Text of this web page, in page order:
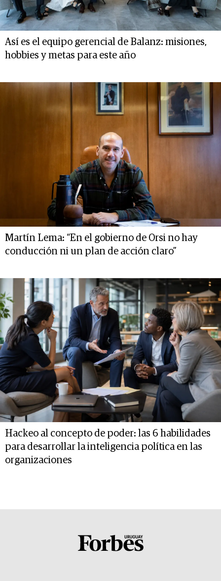
Así es el equipo gerencial de Balanz: misiones,
hobbies y metas para este año
Martín Lema: “En el gobierno de Orsi no hay
conducción ni un plan de acción claro”
Hackeo al concepto de poder: las 6 habilidades
para desarrollar la inteligencia política en las
organizaciones